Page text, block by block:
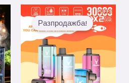
Разпродажба!